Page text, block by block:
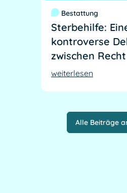
Bestattung
Sterbehilfe:
kontroverse
zwischen
weiterlesen
Alle Beiträge